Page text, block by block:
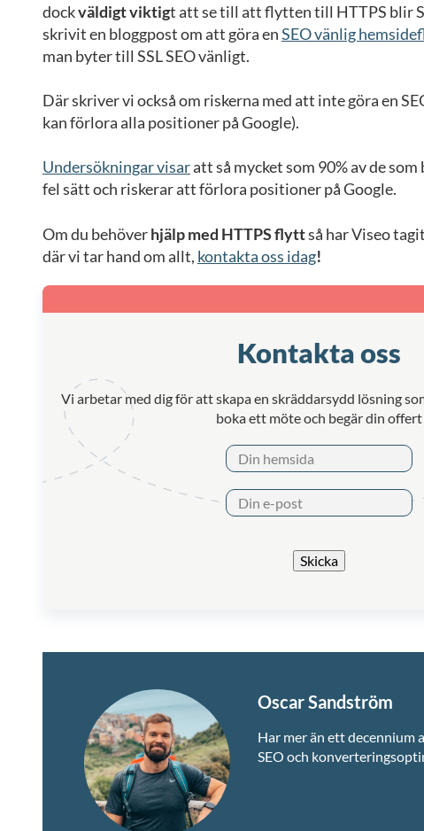
dockväldigt viktigt att se till att flytten till HTTPS blir
skrivit en bloggpost om att göra enSEO vänlig
man byter till SSL SEO vänligt.
Där skriver vi också om riskerna med att inte göra en
kan förlora alla positioner på Google).
Undersökningar visaratt så mycket som 90% av de
fel sätt och riskerar att förlora positioner på Google.
Om du behöverhjälp med HTTPS flyttså har Viseo
där vi tar hand om allt, kontakta oss idag!
Kontakta oss
Vi arbetar med dig för att skapa en skräddarsydd lösning
boka ett möte och begär din offert
Skicka
Oscar Sandström
Har mer än ett decennium
SEO och